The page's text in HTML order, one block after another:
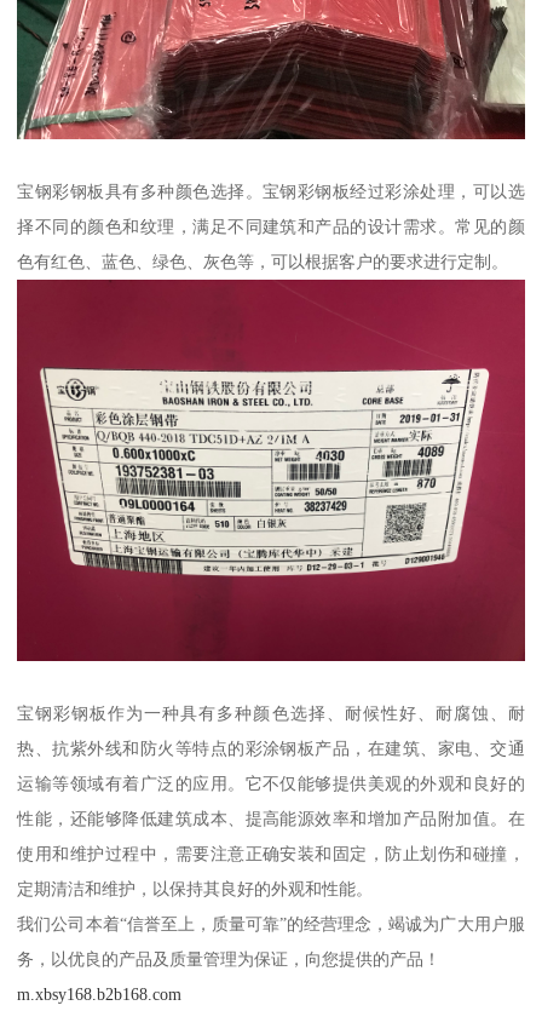
宝钢彩钢板具有多种颜色选择。宝钢彩钢板经过彩涂处理，可以选
择不同的颜色和纹理，满足不同建筑和产品的设计需求。常见的颜
色有红色、蓝色、绿色、灰色等，可以根据客户的要求进行定制。
宝钢彩钢板作为一种具有多种颜色选择、耐候性好、耐腐蚀、耐
热、抗紫外线和防火等特点的彩涂钢板产品，在建筑、家电、交通
运输等领域有着广泛的应用。它不仅能够提供美观的外观和良好的
性能，还能够降低建筑成本、提高能源效率和增加产品附加值。在
使用和维护过程中，需要注意正确安装和固定，防止划伤和碰撞，
定期清洁和维护，以保持其良好的外观和性能。
我们公司本着“信誉至上，质量可靠”的经营理念，竭诚为广大用户服
务，以优良的产品及质量管理为保证，向您提供的产品！
m.xbsy168.b2b168.com